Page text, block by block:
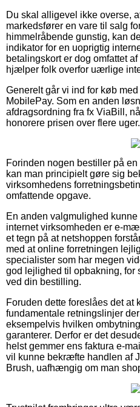
Du skal alligevel ikke overse,
markedsfører en vare til salg
himmelråbende gunstig, kan
indikator for en uoprigtig
betalingskort er dog omfattet
hjælper folk overfor uærlige
Generelt går vi ind for køb
MobilePay. Som en anden
afdragsordning fra fx ViaBill,
honorere prisen over flere uger.
Forinden nogen bestiller på
kan man principielt gøre sig
virksomhedens
omfattende opgave.
En anden valgmulighed
internet virksomheden er e-
et tegn på at netshoppen
med at online forretningen
specialister som har megen
god lejlighed til opbakning, for
ved din bestilling.
Foruden dette foreslåes det at
fundamentale retningslinjer
eksempelvis hvilken
garanterer. Derfor er det
helst gemmer ens faktura e-
vil kunne bekræfte handlen af
Brush, uafhængig om man